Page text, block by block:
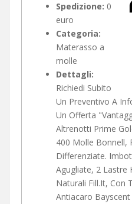
Spedizione: 0
euro
Categoria:
Materasso a
molle
Dettagli:
Richiedi Subito
Un Preventivo A
Un Offerta
Altrenotti Prime
400 Molle Bonnell,
Differenziate.
Agugliate, 2 Lastre
Naturali Fill.It, Con
Antiacaro